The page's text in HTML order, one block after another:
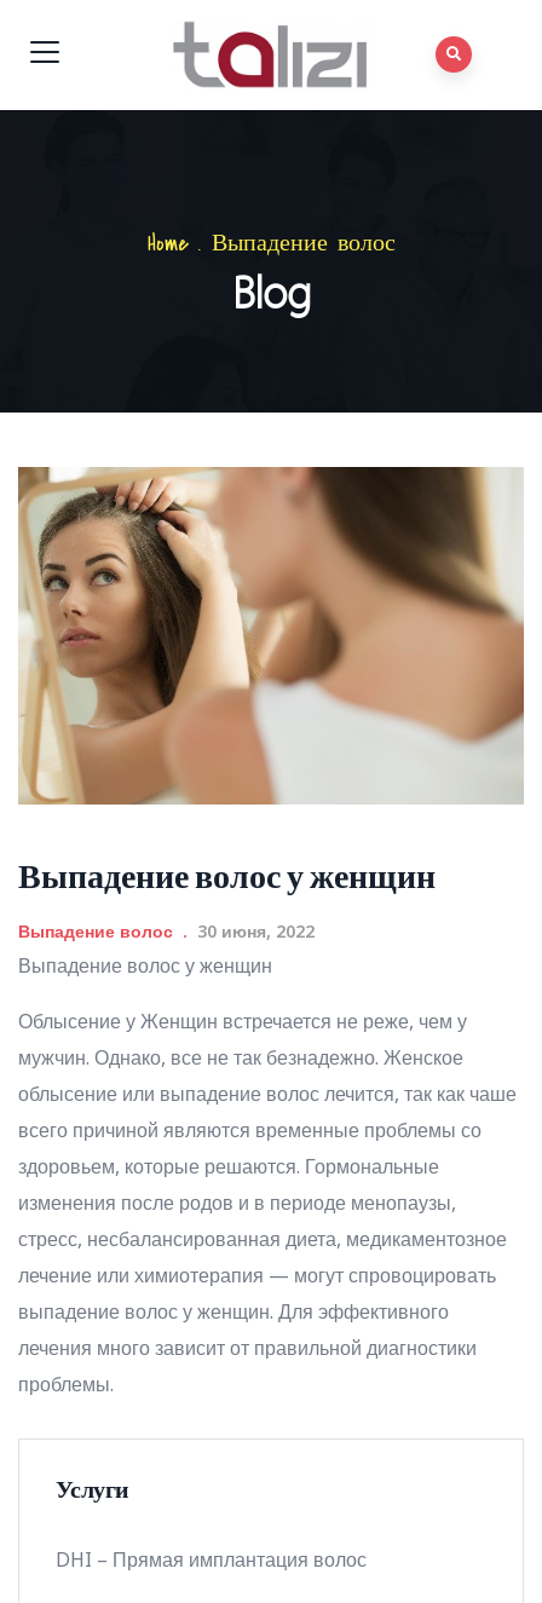
Home. Выпадение волос
Blog
Выпадение волос у женщин
Выпадение волос 30 июня, 2022
Выпадение волос у женщин
Облысение у Женщин встречается не реже, чем у
мужчин. Однако, все не так безнадежно. Женское
облысение или выпадение волос лечится, так как чаше
всего причиной являются временные проблемы со
здоровьем, которые решаются. Гормональные
изменения после родов и в периоде менопаузы,
стресс, несбалансированная диета, медикаментозное
лечение или химиотерапия — могут спровоцировать
выпадение волос у женщин. Для эффективного
лечения много зависит от правильной диагностики
проблемы.
Услуги
DHI – Прямая имплантация волос